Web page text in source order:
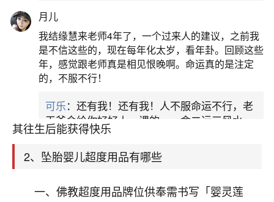
灵莲位」或「水子灵位」，注明堕胎时间（若记
得），材质可选黄纸、红纸或木质。牌位用于明确
超度对象，帮助婴灵获得功德。供品：包括清水、
牛奶、蜂蜜、素点心（忌荤腥），象征清净与滋
养；迷你纸制婴孩衣物、鞋帽（需焚烧），代表对
婴灵的关怀；纸质玩具、风车等象征性物品，寓意
其往生后能获得快乐
2、坠胎婴儿超度用品有哪些
一、佛教超度用品牌位供奉需书写「婴灵莲
月儿
我结缘慧来老师4年了，一个过来人的建议，之前我
是不信这些的，现在每年化太岁，看年卦。回顾这些
年，感觉跟老师真是相见恨晚啊。命运真的是注定
的，不服不行！
可乐：还有我！还有我！人不服命运不行，老
天爷会给你好好上一课的。一命二运三风水，
哪样不服都不行！
平安是福：我也是每年找老师化太岁，看年
卦，认识老师3年了，都是缘分啊！
17分钟前 来自湖北 19